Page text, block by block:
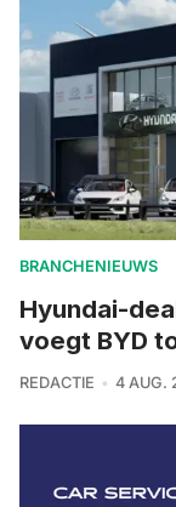
BRANCHENIEUWS
Hyundai-
voegt BYD
REDACTIE 4 AUG.